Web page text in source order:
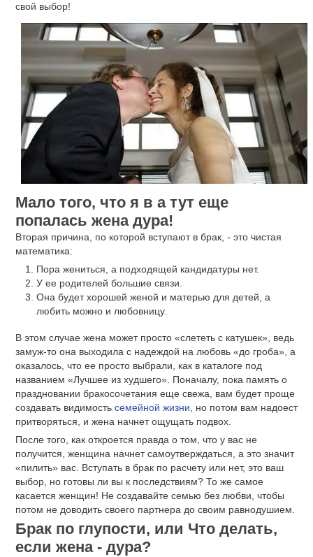
свой выбор!
Мало того, что я в а тут еще
попалась жена дура!
Вторая причина, по которой вступают в брак, - это чистая
математика:
Пора жениться, а подходящей кандидатуры нет.
У ее родителей большие связи.
Она будет хорошей женой и матерью для детей, а
любить можно и любовницу.
В этом случае жена может просто «слететь с катушек», ведь
замуж-то она выходила с надеждой на любовь «до гроба», а
оказалось, что ее просто выбрали, как в каталоге под
названием «Лучшее из худшего». Поначалу, пока память о
праздновании бракосочетания еще свежа, вам будет проще
создавать видимость семейной жизни , но потом вам надоест
притворяться, и жена начнет ощущать подвох.
После того, как откроется правда о том, что у вас не
получится, женщина начнет самоутверждаться, а это значит
«пилить» вас. Вступать в брак по расчету или нет, это ваш
выбор, но готовы ли вы к последствиям? То же самое
касается женщин! Не создавайте семью без любви, чтобы
потом не доводить своего партнера до своим равнодушием.
Брак по глупости, или Что делать,
если жена - дура?